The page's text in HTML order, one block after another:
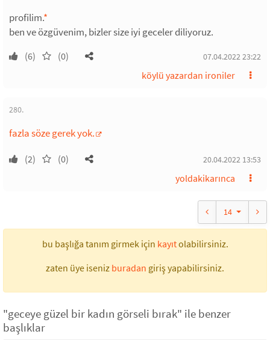
profilim.*
ben ve özgüvenim, bizler size iyi geceler diliyoruz.
(6) (0) 07.04.2022 23:22
köylü yazardan ironiler
280.
fazla söze gerek yok.
(2) (0) 20.04.2022 13:53
yoldakikarınca
14
bu başlığa tanım girmek için kayıtolabilirsiniz.
zaten üye iseniz buradan giriş yapabilirsiniz.
"geceye güzel bir kadın görseli bırak" ile benzer
başlıklar